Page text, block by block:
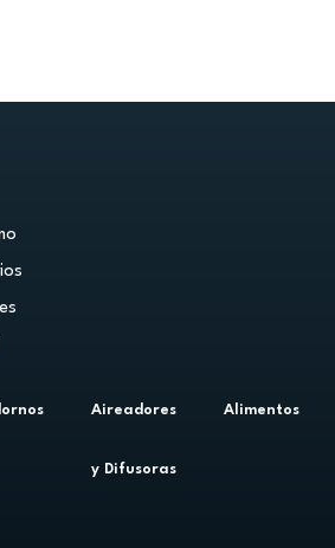
Aireadores
y Difusoras
Alimentos